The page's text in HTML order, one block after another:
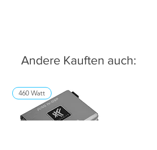
Andere Kauften auch:
460 Watt